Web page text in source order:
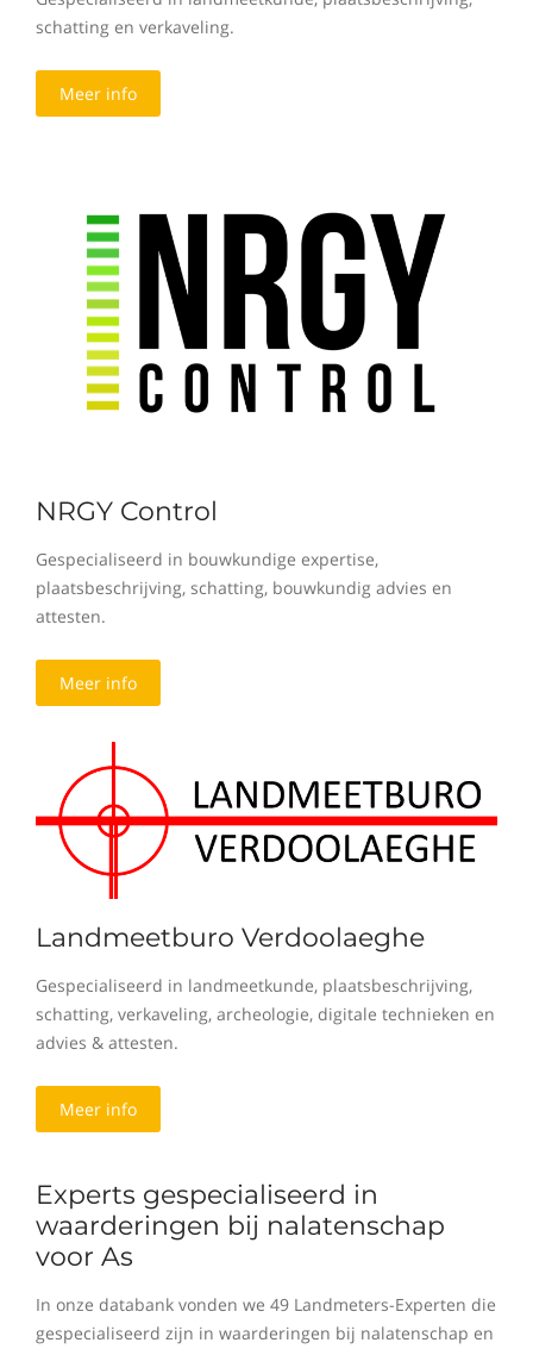
schatting en verkaveling.
Meer info
NRGY Control
Gespecialiseerd in bouwkundige expertise,
plaatsbeschrijving, schatting, bouwkundig advies en
attesten.
Meer info
Landmeetburo Verdoolaeghe
Gespecialiseerd in landmeetkunde, plaatsbeschrijving,
schatting, verkaveling, archeologie, digitale technieken en
advies & attesten.
Meer info
Experts gespecialiseerd in
waarderingen bij nalatenschap
voor As
In onze databank vonden we 49 Landmeters-Experten die
gespecialiseerd zijn in waarderingen bij nalatenschap en